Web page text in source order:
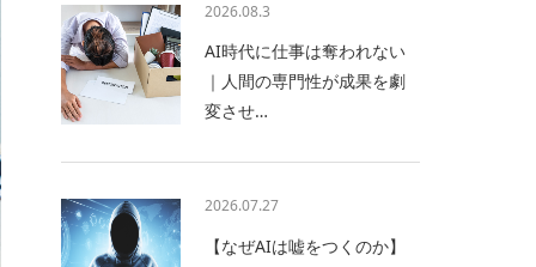
2026.08.3
AI時代に仕事は奪われない
｜人間の専門性が成果を劇
変させ…
2026.07.27
【なぜAIは嘘をつくのか】